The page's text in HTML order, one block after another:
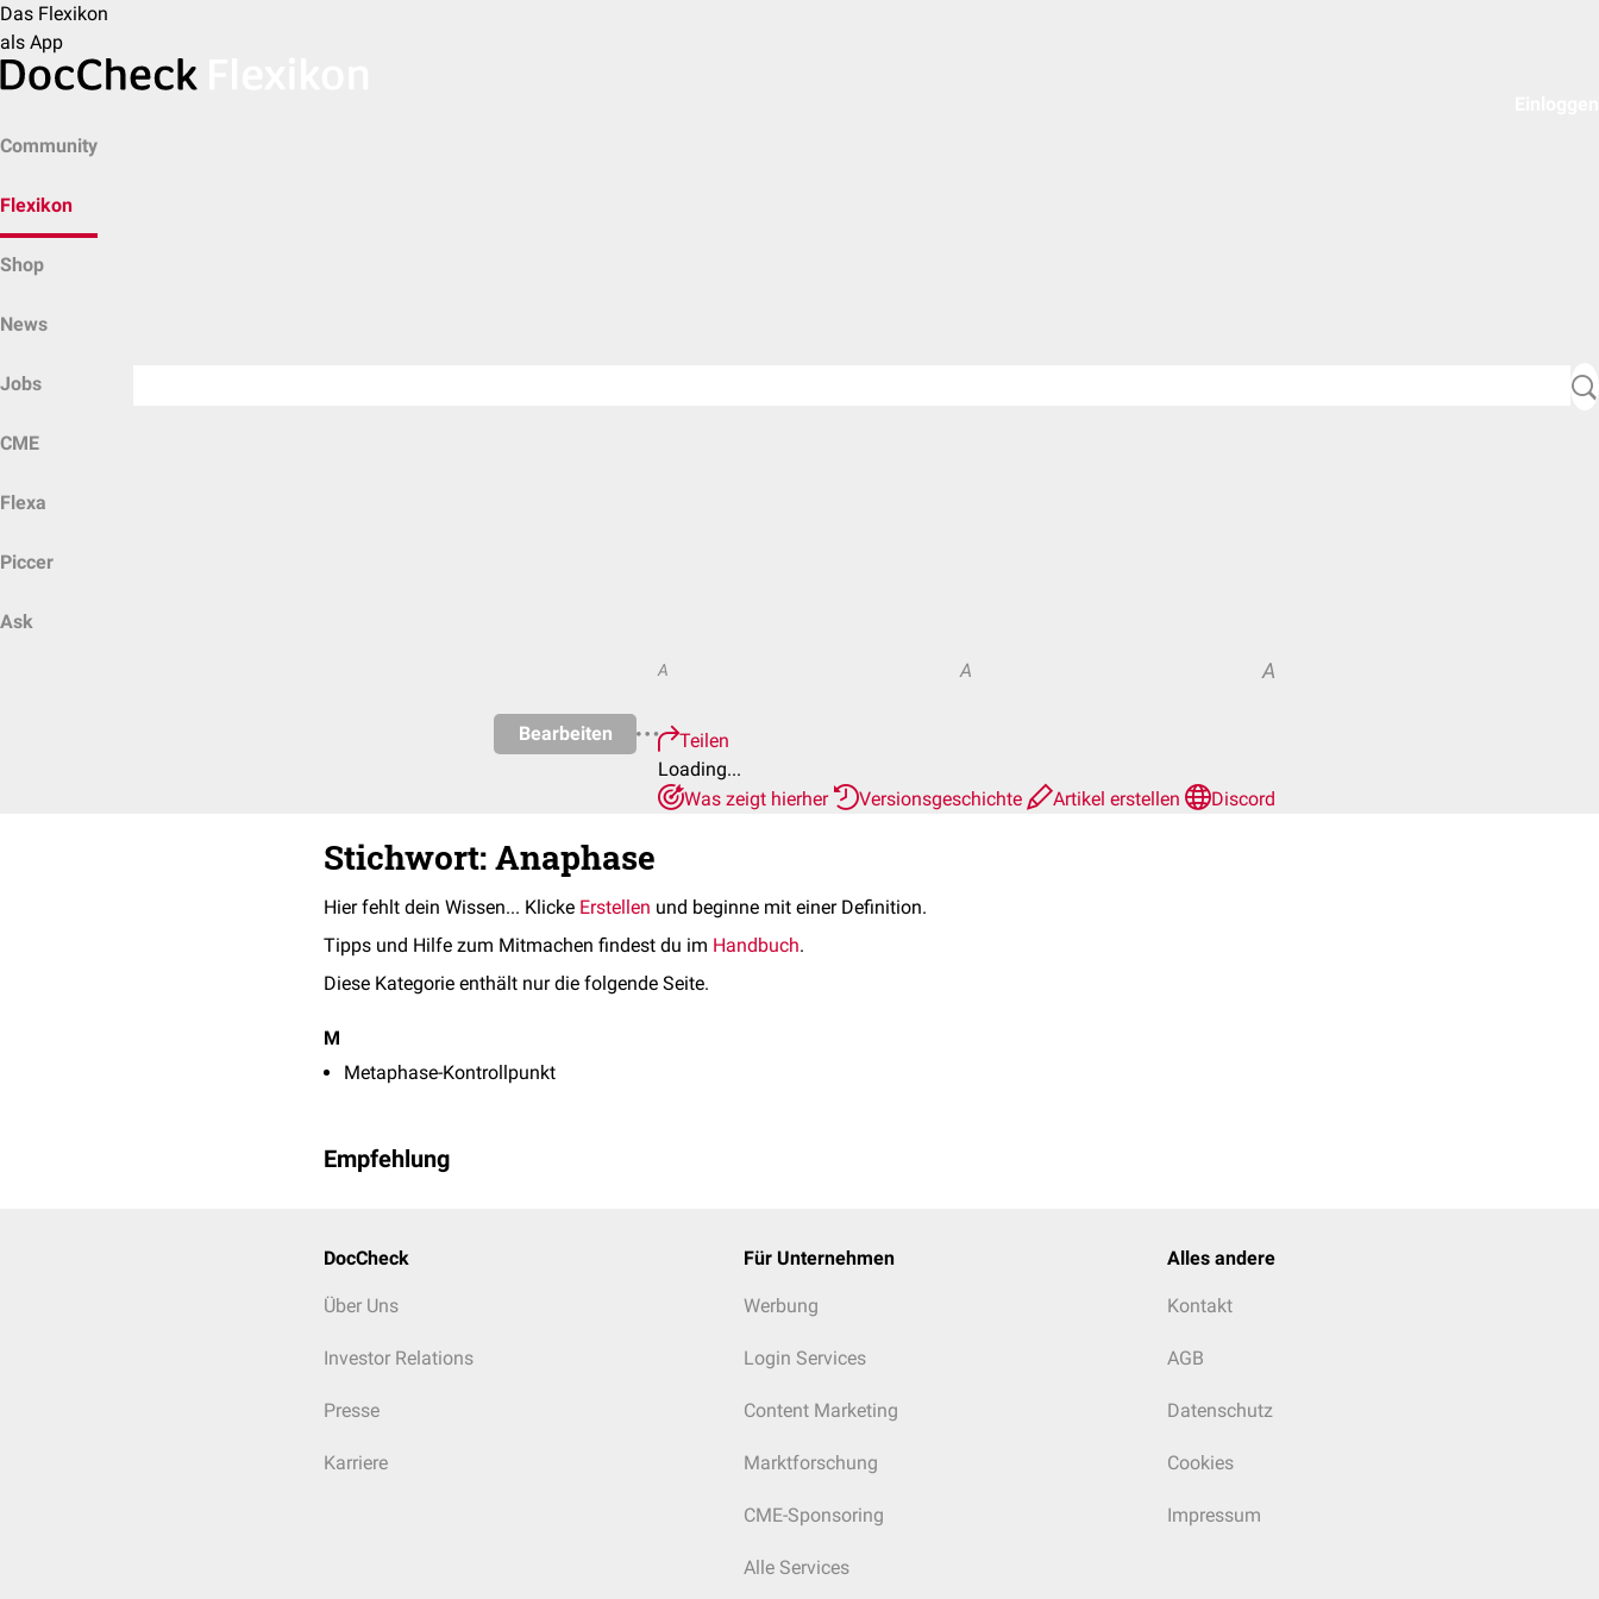
Das Flexikon
als App
Community
Flexikon
Shop
News
Jobs
CME
Flexa
Piccer
Ask
Bearbeiten
A A A
Teilen
Loading...
Was zeigt hierher
Versionsgeschichte Artikel erstellen Discord
Stichwort: Anaphase
Hier fehlt dein Wissen... Klicke Erstellen und beginne mit einer Definition.
Tipps und Hilfe zum Mitmachen findest du im Handbuch.
Diese Kategorie enthält nur die folgende Seite.
M
Metaphase-Kontrollpunkt
Empfehlung
DocCheck
Über Uns
Investor Relations
Presse
Karriere
Für Unternehmen
Werbung
Login Services
Content Marketing
Marktforschung
CME-Sponsoring
Alle Services
Alles andere
Kontakt
AGB
Datenschutz
Cookies
Impressum